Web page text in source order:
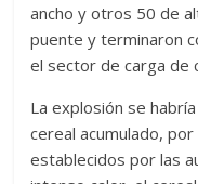
ancho y otros 50 de
puente y terminaron
el sector de carga de
La explosión se
cereal acumulado,
establecidos por las